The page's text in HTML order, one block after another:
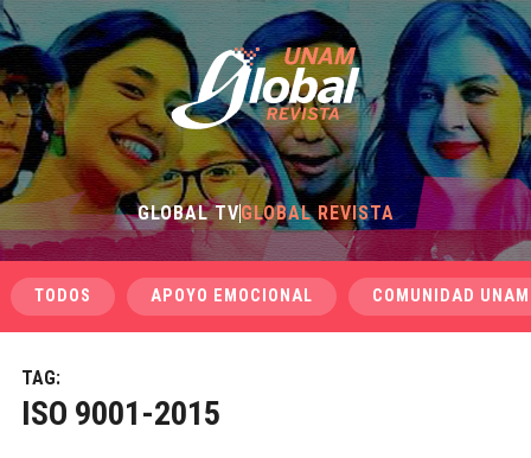
GLOBAL TVGLOBAL REVISTA
TODOS APOYO EMOCIONAL COMUNIDAD UNAM
TAG:
ISO 9001-2015